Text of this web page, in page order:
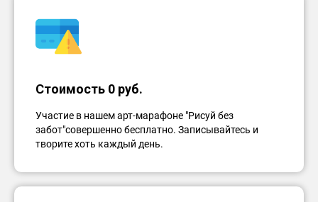
Стоимость 0 руб.
Участие в нашем арт-марафоне "Рисуй без
забот"совершенно бесплатно. Записывайтесь и
творите хоть каждый день.